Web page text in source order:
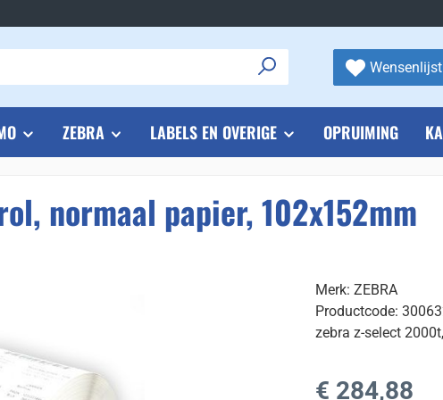
Wensenlijst
ZEBRA LABELS EN OVERIGE OPRUIMING
normaal papier, 102x152mm
Merk: ZEBRA
Productcode:
zebra z-select
Normale prijs:
€ 284,88